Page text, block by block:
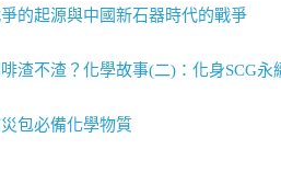
的起源與中國新石器時代的戰爭
啡渣不渣？化學故事(二)：化身SCG永
災包必備化學物質